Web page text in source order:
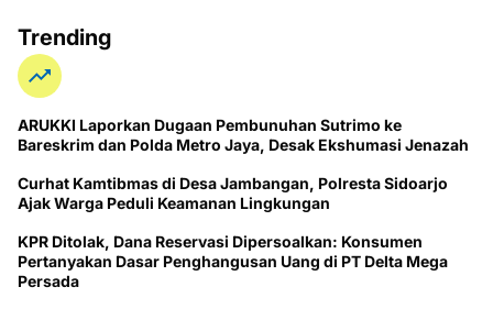
Trending
ARUKKI Laporkan Dugaan Pembunuhan Sutrimo ke
Bareskrim dan Polda Metro Jaya, Desak Ekshumasi Jenazah
Curhat Kamtibmas di Desa Jambangan, Polresta Sidoarjo
Ajak Warga Peduli Keamanan Lingkungan
KPR Ditolak, Dana Reservasi Dipersoalkan: Konsumen
Pertanyakan Dasar Penghangusan Uang di PT Delta Mega
Persada